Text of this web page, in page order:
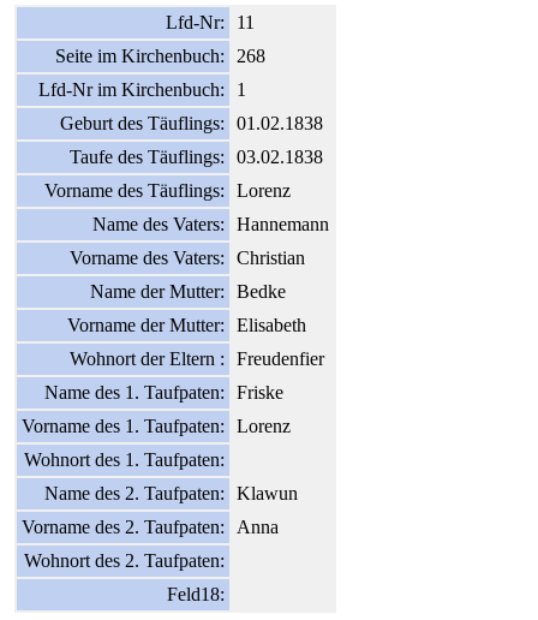
Lfd-Nr:
11
Seite im Kirchenbuch:
268
Lfd-Nr im Kirchenbuch:
1
Geburt des Täuflings:
01.02.1838
Taufe des Täuflings:
03.02.1838
Vorname des Täuflings:
Lorenz
Name des Vaters:
Hannemann
Vorname des Vaters:
Christian
Name der Mutter:
Bedke
Vorname der Mutter:
Elisabeth
Wohnort der Eltern :
Freudenfier
Name des 1. Taufpaten:
Friske
Vorname des 1. Taufpaten:
Lorenz
Wohnort des 1. Taufpaten:
Name des 2. Taufpaten:
Klawun
Vorname des 2. Taufpaten:
Anna
Wohnort des 2. Taufpaten:
Feld18: